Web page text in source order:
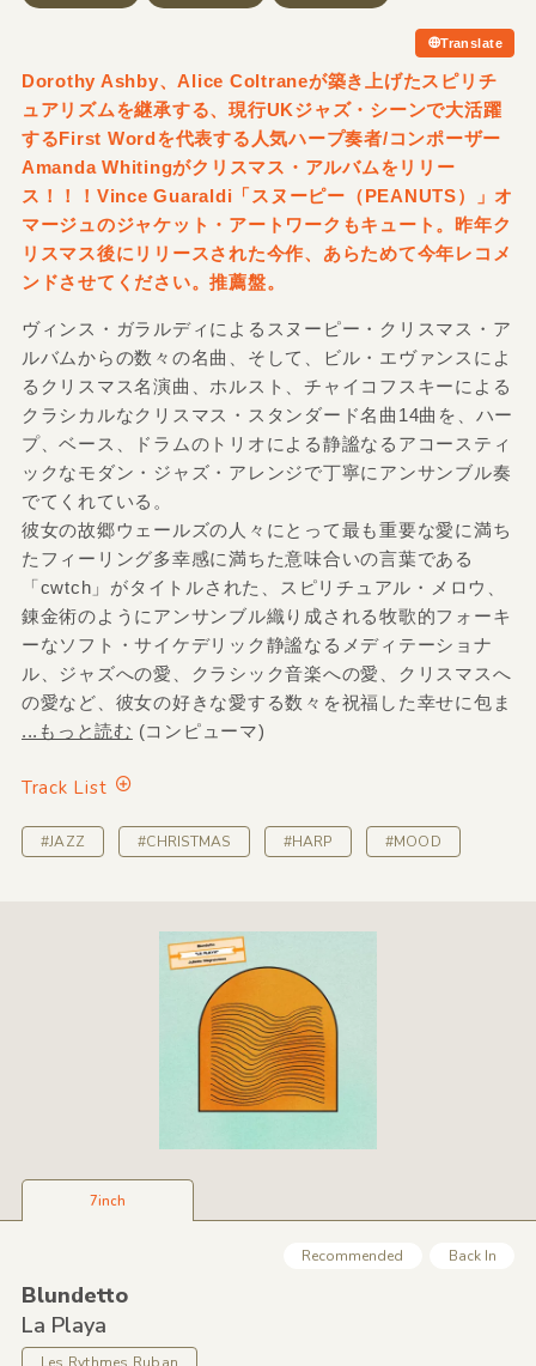
Translate
Dorothy Ashby、Alice Coltraneが築き上げたスピリチ
ュアリズムを継承する、現行UKジャズ・シーンで大活躍
するFirst Wordを代表する人気ハープ奏者/コンポーザー
Amanda Whitingがクリスマス・アルバムをリリー
ス！！！Vince Guaraldi「スヌーピー（PEANUTS）」オ
マージュのジャケット・アートワークもキュート。昨年ク
リスマス後にリリースされた今作、あらためて今年レコメ
ンドさせてください。推薦盤。
ヴィンス・ガラルディによるスヌーピー・クリスマス・ア
ルバムからの数々の名曲、そして、ビル・エヴァンスによ
るクリスマス名演曲、ホルスト、チャイコフスキーによる
クラシカルなクリスマス・スタンダード名曲14曲を、ハー
プ、ベース、ドラムのトリオによる静謐なるアコースティ
ックなモダン・ジャズ・アレンジで丁寧にアンサンブル奏
でてくれている。
彼女の故郷ウェールズの人々にとって最も重要な愛に満ち
たフィーリング多幸感に満ちた意味合いの言葉である
「cwtch」がタイトルされた、スピリチュアル・メロウ、
錬金術のようにアンサンブル織り成される牧歌的フォーキ
ーなソフト・サイケデリック静謐なるメディテーショナ
ル、ジャズへの愛、クラシック音楽への愛、クリスマスへ
の愛など、彼女の好きな愛する数々を祝福した幸せに包ま
...もっと読む (コンピューマ)
Track List
#JAZZ #CHRISTMAS #HARP #MOOD
7inch
Recommended Back In
Blundetto
La Playa